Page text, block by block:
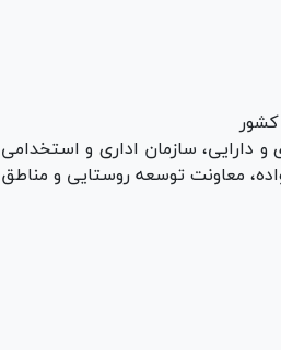
و دارایی، سازمان اداری و استخدامی
معاونت توسعه روستایی و مناطق